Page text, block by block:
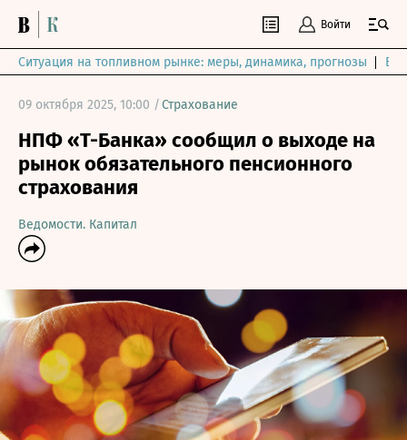
Войти
Ситуация на топливном рынке: меры, динамика, прогнозы
09 октября 2025, 10:00 /Страхование
НПФ «Т-Банка» сообщил о выходе на
рынок обязательного пенсионного
страхования
Ведомости. Капитал